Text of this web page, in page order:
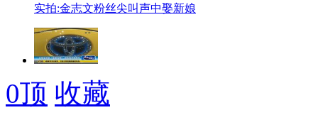
实拍:金志文粉丝尖叫声中娶新娘
日系车掀起"中国攻势" 欲恢复市场地位
0顶 收藏